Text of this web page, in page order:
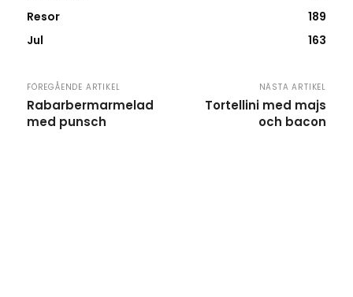
Resor
189
Jul
163
FÖREGÅENDE ARTIKEL
Rabarbermarmelad
med punsch
NÄSTA ARTIKEL
Tortellini med majs
och bacon